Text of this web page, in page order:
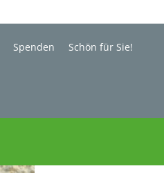
Spenden Schön für Sie!